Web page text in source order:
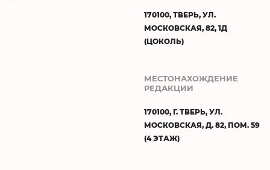
170100, ТВЕРЬ, УЛ.
МОСКОВСКАЯ, 82, 1Д
(ЦОКОЛЬ)
МЕСТОНАХОЖДЕНИЕ
РЕДАКЦИИ
170100, Г. ТВЕРЬ, УЛ.
МОСКОВСКАЯ, Д. 82, ПОМ. 59
(4 ЭТАЖ)